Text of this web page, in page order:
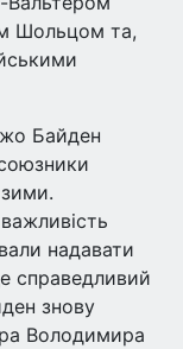
Шольцом та,
Байден
надавати
справедливий
знову
Володимира